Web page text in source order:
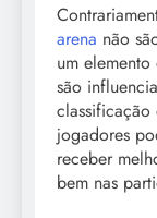
arena não
um
são
jogadores
receber
bem nas